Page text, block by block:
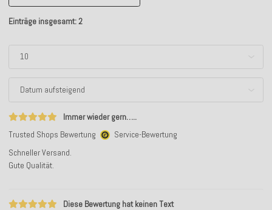
Einträge insgesamt: 2
Immer wieder gern…..
Trusted Shops Bewertung
Service-Bewertung
Schneller Versand.
Gute Qualität.
Diese Bewertung hat keinen Text